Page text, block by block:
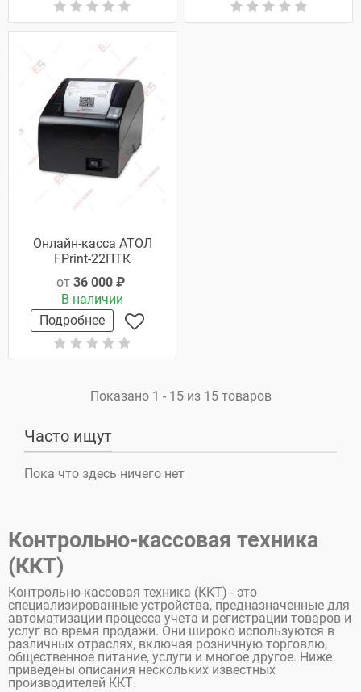
Онлайн-касса АТОЛ
FPrint-22ПТК
от 36 000 ₽
В наличии
Подробнее
Показано 1 - 15 из 15 товаров
Часто ищут
Пока что здесь ничего нет
Контрольно-кассовая техника
(ККТ)
Контрольно-кассовая техника (ККТ) - это
специализированные устройства, предназначенные для
автоматизации процесса учета и регистрации товаров и
услуг во время продажи. Они широко используются в
различных отраслях, включая розничную торговлю,
общественное питание, услуги и многое другое. Ниже
приведены описания нескольких известных
производителей ККТ.